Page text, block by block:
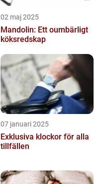
02 maj 2025
Mandolin: Ett oumbärligt
köksredskap
07 januari 2025
Exklusiva klockor för alla
tillfällen